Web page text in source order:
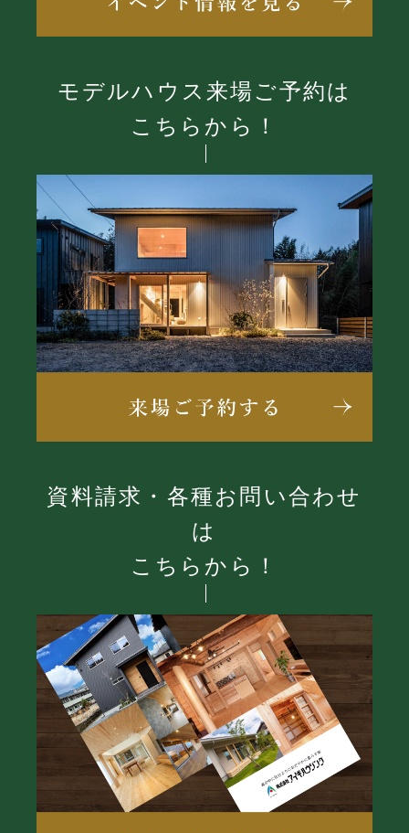
モデルハウス来場ご予約は
こちらから！
資料請求・各種お問い合わせ
は
こちらから！